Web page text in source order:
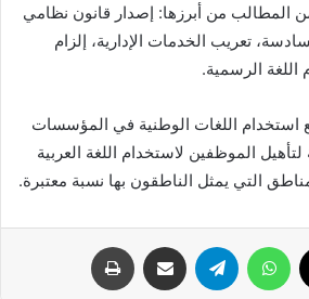
المطالب من أبرزها: إصدار قانون نظامي
تعريب الخدمات الإدارية، إلزام
اللغة الرسمية.
استخدام اللغات الوطنية في المؤسسات
الموظفين لاستخدام اللغة العربية
التي يمثل الناطقون بها نسبة معتبرة.
واتساب تيلقرام مشاركة عبر البريد